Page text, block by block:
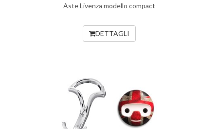
Aste Livenza modello compact
DETTAGLI